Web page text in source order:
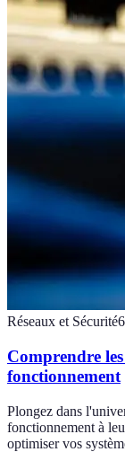
Réseaux et Sécurité6
Comprendre
fonctionnement
Plongez dans
fonctionnement à
optimiser vos